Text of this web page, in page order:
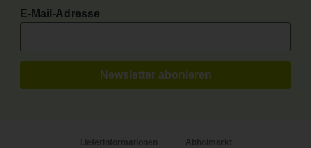
E-Mail-Adresse
Lieferinformationen Abholmarkt